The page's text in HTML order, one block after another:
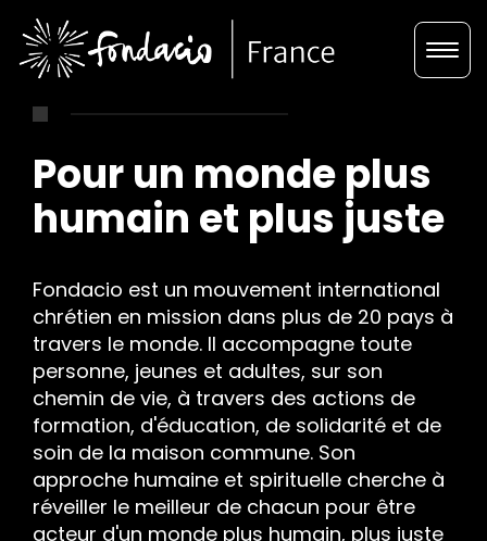
Pour un monde plus
humain et plus juste
Fondacio est un mouvement international
chrétien en mission dans plus de 20 pays à
travers le monde. Il accompagne toute
personne, jeunes et adultes, sur son
chemin de vie, à travers des actions de
formation, d'éducation, de solidarité et de
soin de la maison commune. Son
approche humaine et spirituelle cherche à
réveiller le meilleur de chacun pour être
acteur d'un monde plus humain, plus juste